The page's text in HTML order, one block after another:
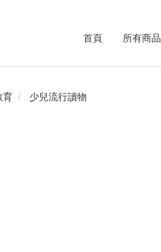
首頁 所有商品
育 少兒流行讀物